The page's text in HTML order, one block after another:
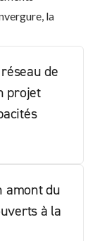
la
de
projet
amont du
à la